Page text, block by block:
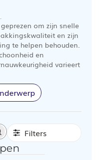
om zijn snelle
en zijn
te helpen behouden.
en
varieert
Filters